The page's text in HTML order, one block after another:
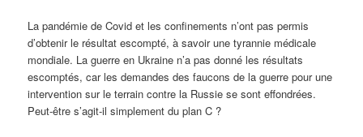
La pandémie de Covid et les confinements n’ont pas permis
d’obtenir le résultat escompté, à savoir une tyrannie médicale
mondiale. La guerre en Ukraine n’a pas donné les résultats
escomptés, car les demandes des faucons de la guerre pour une
intervention sur le terrain contre la Russie se sont effondrées.
Peut-être s’agit-il simplement du plan C ?